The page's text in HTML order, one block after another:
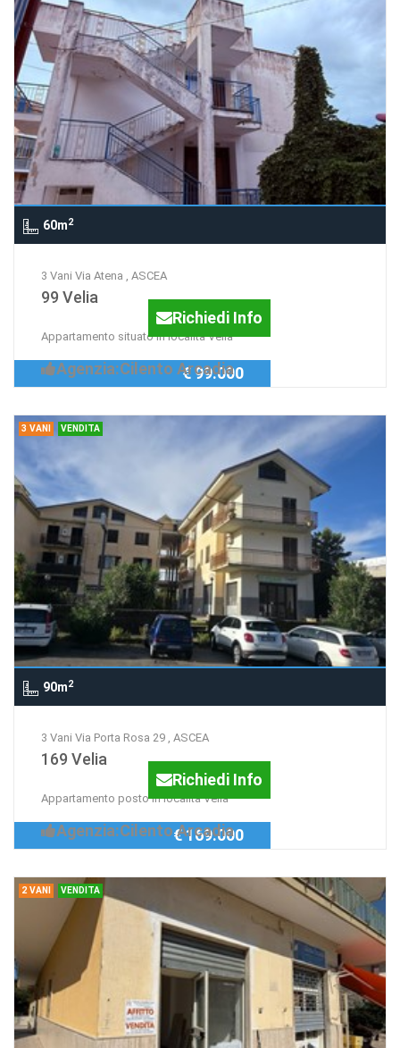
60m2
3 Vani Via Atena , ASCEA
99 Velia
Appartamento situato in località Velia
Richiedi Info
Agenzia:Cilento Arcadia
€ 99.000
3 VANI VENDITA
90m2
3 Vani Via Porta Rosa 29 , ASCEA
169 Velia
Appartamento posto in località Velia
Richiedi Info
Agenzia:Cilento Arcadia
€ 169.000
2 VANI VENDITA